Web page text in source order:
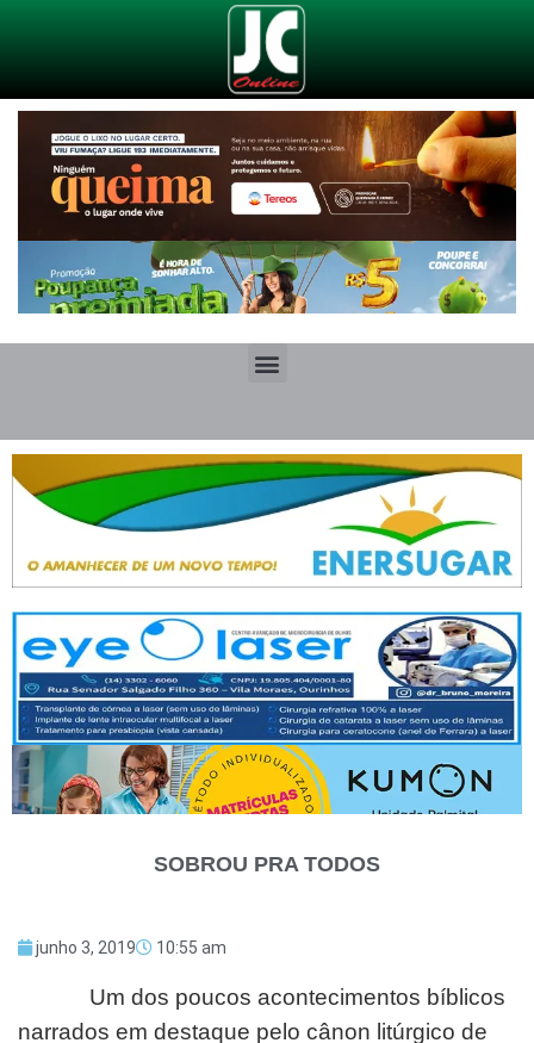
SOBROU PRA TODOS
junho 3, 2019 10:55 am
Um dos poucos acontecimentos bíblicos
narrados em destaque pelo cânon litúrgico de